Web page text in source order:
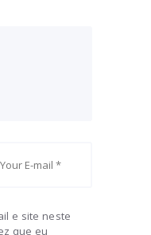
e site neste
que eu